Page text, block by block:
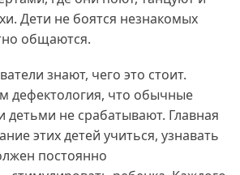
Дети не боятся незнакомых
общаются.
знают, чего это стоит.
дефектология, что обычные
детьми не срабатывают. Главная
этих детей учиться, узнавать
постоянно